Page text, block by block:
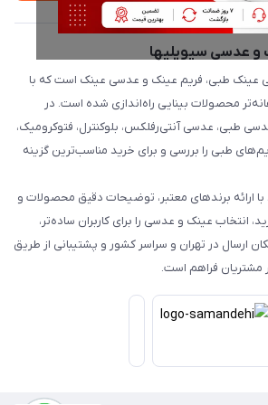
و عدسی سیویلیها
عینک طبی، فریم عینک و عدسی عینک است که با
محصولات بینایی راه‌اندازی شده است. در
طبی، عدسی آنتی‌رفلکس، بلوکنترل، فتوکرومیک،
طبی را بررسی و برای خرید مناسب‌ترین گزینه
ارائه برندهای معتبر، توضیحات دقیق محصولات و
انتخاب عینک و عدسی را برای کاربران ساده‌تر،
ارسال در تهران و سراسر کشور و پشتیبانی از طریق
مشتریان فراهم است.